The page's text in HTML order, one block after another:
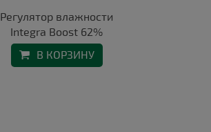
Регулятор влажности
Integra Boost 62%
В КОРЗИНУ